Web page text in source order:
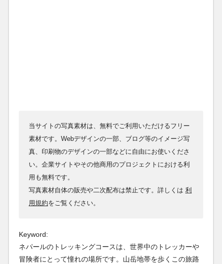
当サイトの写真素材は、無料でご利用いただけるフリー
素材です。Webデザインの一部、ブログ等のイメージ写
真、印刷物のデザインの一部などに自由にお使いくださ
い。企業サイトやその他商用のプロジェクトにおける利
用も無料です。
写真素材自体の販売や二次配布は禁止です。詳しくは 利
用規約をご覧ください。
Keyword:
ネパールのトレッキングコースは、世界中のトレッカーや
冒険者にとって憧れの場所です。山岳地帯を歩くこの旅路